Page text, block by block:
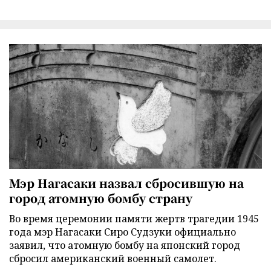
Мэр Нагасаки назвал сбросившую на
город атомную бомбу страну
Во время церемонии памяти жертв трагедии 1945
года мэр Нагасаки Сиро Судзуки официально
заявил, что атомную бомбу на японский город
сбросил американский военный самолет.